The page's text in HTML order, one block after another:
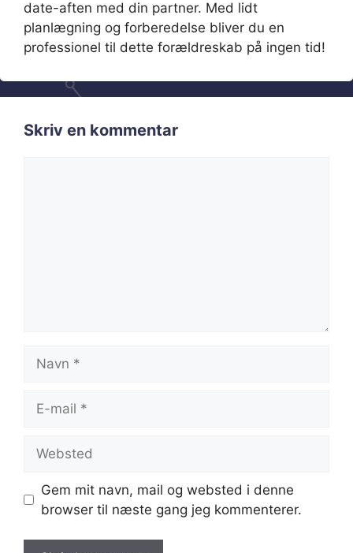
date-aften med din partner. Med lidt
planlægning og forberedelse bliver du en
professionel til dette forældreskab på ingen tid!
Skriv en kommentar
mail
Gem mit navn, mail og websted i denne
browser til næste gang jeg kommenterer.